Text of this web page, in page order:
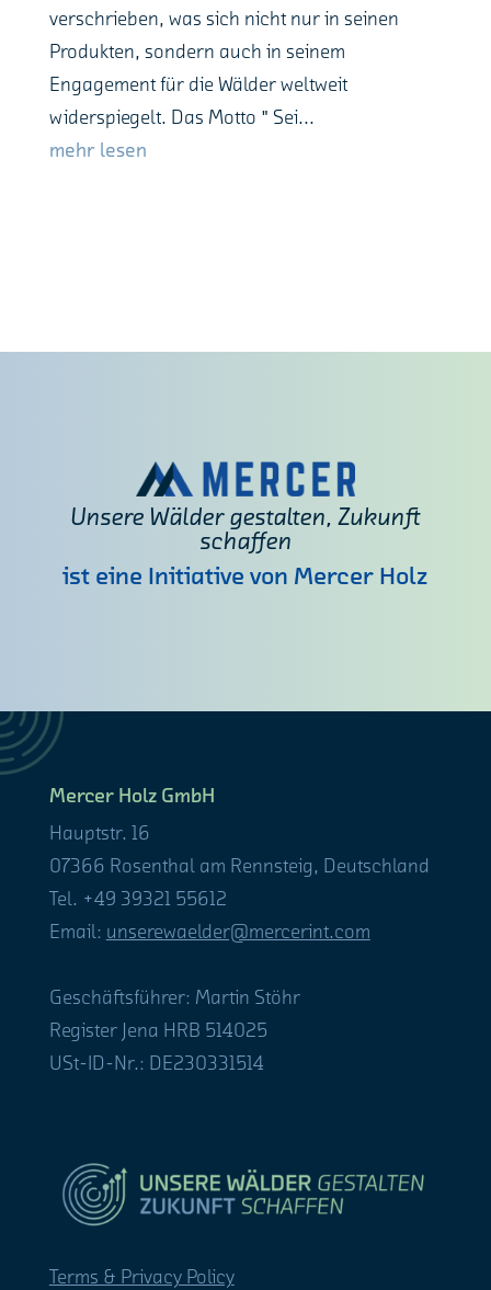
verschrieben, was sich nicht nur in seinen
Produkten, sondern auch in seinem
Engagement für die Wälder weltweit
widerspiegelt. Das Motto " Sei...
mehr lesen
Unsere Wälder gestalten, Zukunft
schaffen
ist eine Initiative von Mercer Holz
Mercer Holz GmbH
Hauptstr. 16
07366 Rosenthal am Rennsteig, Deutschland
Tel. +49 39321 55612
Email: unserewaelder@mercerint.com
Geschäftsführer: Martin Stöhr
Register Jena HRB 514025
USt-ID-Nr.: DE230331514
Terms & Privacy Policy